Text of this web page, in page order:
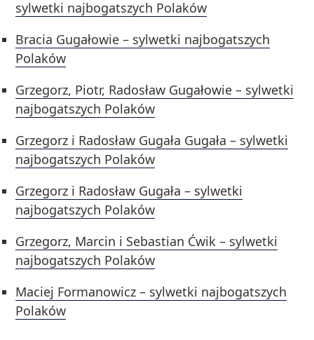
sylwetki najbogatszych Polaków
Bracia Gugałowie – sylwetki najbogatszych
Polaków
Grzegorz, Piotr, Radosław Gugałowie – sylwetki
najbogatszych Polaków
Grzegorz i Radosław Gugała Gugała – sylwetki
najbogatszych Polaków
Grzegorz i Radosław Gugała – sylwetki
najbogatszych Polaków
Grzegorz, Marcin i Sebastian Ćwik – sylwetki
najbogatszych Polaków
Maciej Formanowicz – sylwetki najbogatszych
Polaków